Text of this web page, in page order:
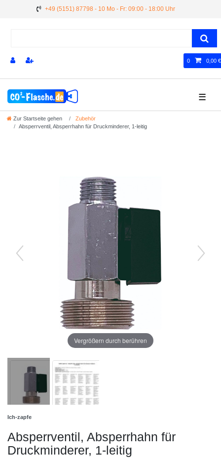
+49 (5151) 87798 - 10 Mo - Fr: 09:00 - 18:00 Uhr
0 0,00 €
☰
Zur Startseite gehen
Zubehör
Absperrventil, Absperrhahn für Druckminderer, 1-leitig
Vergrößern durch berühren
Ich-zapfe
Absperrventil, Absperrhahn für
Druckminderer, 1-leitig